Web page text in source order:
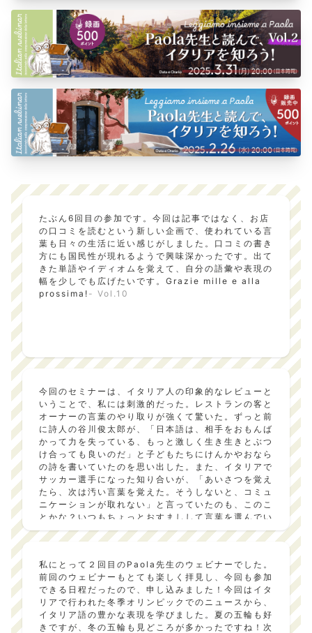
たぶん6回目の参加です。今回は記事ではなく、お店
の口コミを読むという新しい企画で、使われている言
葉も日々の生活に近い感じがしました。口コミの書き
方にも国民性が現れるようで興味深かったです。出て
きた単語やイディオムを覚えて、自分の語彙や表現の
幅を少しでも広げたいです。Grazie mille e alla
prossima! - Vol.10
今回のセミナーは、イタリア人の印象的なレビューと
いうことで、私には刺激的だった。レストランの客と
オーナーの言葉のやり取りが強くて驚いた。ずっと前
に詩人の谷川俊太郎が、「日本語は、相手をおもんば
かって力を失っている、もっと激しく生き生きとぶつ
け合っても良いのだ」と子どもたちにけんかやおなら
の詩を書いていたのを思い出した。また、イタリアで
サッカー選手になった知り合いが、「あいさつを覚え
たら、次は汚い言葉を覚えた。そうしないと、コミュ
ニケーションが取れない」と言っていたのも、このこ
とかな？いつもちょっとおすましして言葉を選んでい
る自分を振り返る機会になった。こういう気づきが、
語学を続けることの良さだと思う。 - Vol.10
私にとって２回目のPaola先生のウェビナーでした。
前回のウェビナーもとても楽しく拝見し、今回も参加
できる日程だったので、申し込みました！今回はイタ
リアで行われた冬季オリンピックでのニュースから、
イタリア語の豊かな表現を学びました。夏の五輪も好
きですが、冬の五輪も見どころが多かったですね！次